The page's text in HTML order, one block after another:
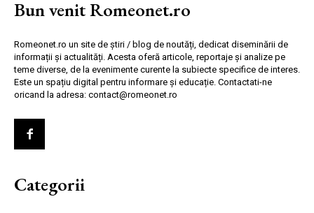
Bun venit Romeonet.ro
Romeonet.ro un site de știri / blog de noutăți, dedicat diseminării de
informații și actualități. Acesta oferă articole, reportaje și analize pe
teme diverse, de la evenimente curente la subiecte specifice de interes.
Este un spațiu digital pentru informare și educație. Contactati-ne
oricand la adresa: contact@romeonet.ro
Categorii